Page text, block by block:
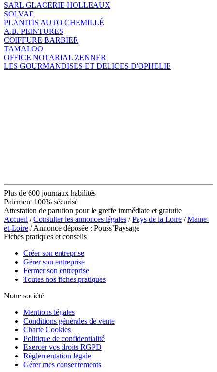
SARL GLACERIE HOLLEAUX
SOLVAE
PLANITIS AUTO CHEMILLÉ
A.B. PEINTURES
COIFFURE BARBIER
TAMALOO
OFFICE NOTARIAL ZENNER
LES GOURMANDISES ET DELICES D'OPHELIE
Plus de 600 journaux habilités
Paiement 100% sécurisé
Attestation de parution pour le greffe immédiate et gratuite
Accueil /Consulter les annonces légales /Pays de la Loire /Maine-
et-Loire / Annonce déposée : Pouss’Paysage
Fiches pratiques et conseils
Créer son entreprise
Gérer son entreprise
Fermer son entreprise
Toutes nos fiches pratiques
Notre société
Mentions légales
Conditions générales de vente
Charte Cookies
Politique de confidentialité
Exercer vos droits RGPD
Réglementation légale
Gérer mes consentements